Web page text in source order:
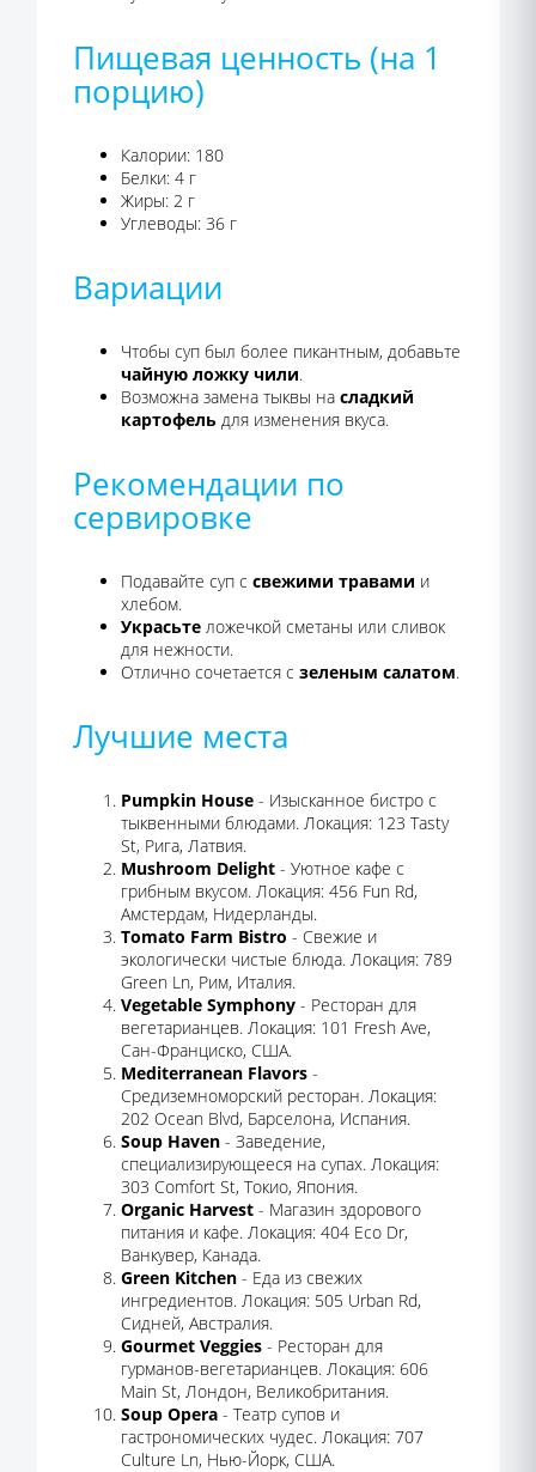
Пищевая ценность (на 1
порцию)
Калории: 180
Белки: 4 г
Жиры: 2 г
Углеводы: 36 г
Вариации
Чтобы суп был более пикантным, добавьте
чайную ложку чили.
Возможна замена тыквы на сладкий
картофель для изменения вкуса.
Рекомендации по
сервировке
Подавайте суп с свежими травами и
хлебом.
Украсьте ложечкой сметаны или сливок
для нежности.
Отлично сочетается с зеленым салатом.
Лучшие места
Pumpkin House - Изысканное бистро с
тыквенными блюдами. Локация: 123 Tasty
St, Рига, Латвия.
Mushroom Delight - Уютное кафе с
грибным вкусом. Локация: 456 Fun Rd,
Амстердам, Нидерланды.
Tomato Farm Bistro - Свежие и
экологически чистые блюда. Локация: 789
Green Ln, Рим, Италия.
Vegetable Symphony - Ресторан для
вегетарианцев. Локация: 101 Fresh Ave,
Сан-Франциско, США.
Mediterranean Flavors -
Средиземноморский ресторан. Локация:
202 Ocean Blvd, Барселона, Испания.
Soup Haven - Заведение,
специализирующееся на супах. Локация:
303 Comfort St, Токио, Япония.
Organic Harvest - Магазин здорового
питания и кафе. Локация: 404 Eco Dr,
Ванкувер, Канада.
Green Kitchen - Еда из свежих
ингредиентов. Локация: 505 Urban Rd,
Сидней, Австралия.
Gourmet Veggies - Ресторан для
гурманов-вегетарианцев. Локация: 606
Main St, Лондон, Великобритания.
Soup Opera - Театр супов и
гастрономических чудес. Локация: 707
Culture Ln, Нью-Йорк, США.